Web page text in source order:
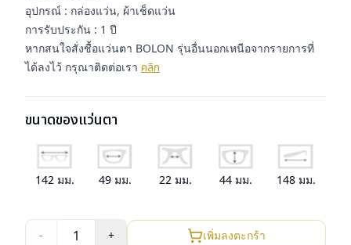
อุปกรณ์ : กล่องแว่น, ผ้าเช็ดแว่น
การรับประกัน : 1 ปี
หากสนใจสั่งชื้อแว่นตา BOLON รุ่นอื่นนอกเหนือจากรายการที่
ได้ลงไว้ กรุณาติดต่อเรา คลิก
ขนาดของแว่นตา
142 มม. 49 มม. 22มม. 44มม. 148มม.
- 1 + เพิ่มลงตะกร้า